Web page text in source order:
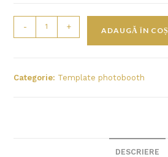
- + ADAUGĂ ÎN COȘ
Categorie: Template photobooth
DESCRIERE